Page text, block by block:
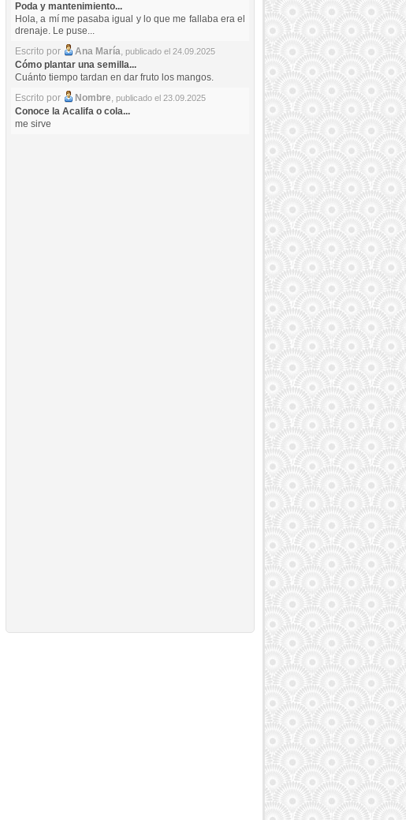
Poda y mantenimiento...
Hola, a mí me pasaba igual y lo que me fallaba era el
drenaje. Le puse...
Escrito por
Ana María, publicado el 24.09.2025
Cómo plantar una semilla...
Cuánto tiempo tardan en dar fruto los mangos.
Escrito por
Nombre, publicado el 23.09.2025
Conoce la Acalifa o cola...
me sirve